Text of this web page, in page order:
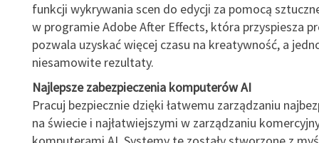
funkcji wykrywania scen do edycji za pomocą
w programie Adobe After Effects, która przyspiesza
pozwala uzyskać więcej czasu na kreatywność, a
niesamowite rezultaty.
Najlepsze zabezpieczenia komputerów AI
Pracuj bezpiecznie dzięki łatwemu zarządzaniu
na świecie i najłatwiejszymi w zarządzaniu